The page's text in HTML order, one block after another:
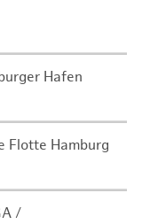
Hafen
Flotte Hamburg
/